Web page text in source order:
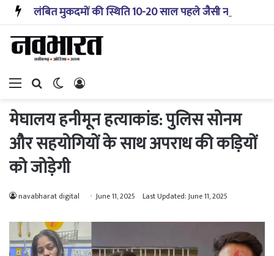
Menu Search forSwitch skin
मेघालय हनीमून हत्याकांड: पुलिस सोनम
और सहयोगियों के साथ अपराध की कड़ियों
को जोड़ेगी
navabharat digital June 11, 2025 Last Updated: June 11, 2025